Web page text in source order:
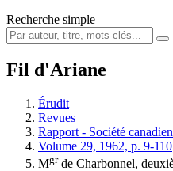
Recherche simple
Fil d'Ariane
Érudit
Revues
Rapport - Société
Volume 29, 1962, p. 9-110
Mgrde Charbonnel,